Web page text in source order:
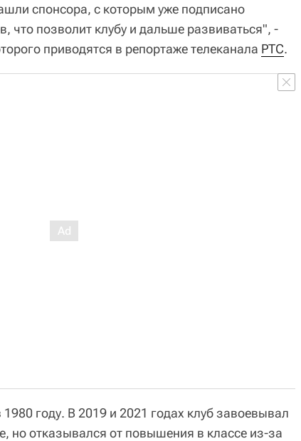
спонсора, с которым уже подписано
что позволит клубу и дальше развиваться", -
приводятся в репортаже телеканала РТС.
году. В 2019 и 2021 годах клуб завоевывал
но отказывался от повышения в классе из-за